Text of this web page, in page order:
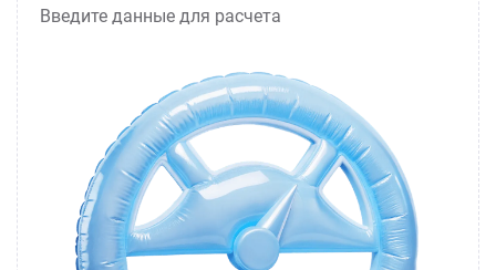
Введите данные для расчета